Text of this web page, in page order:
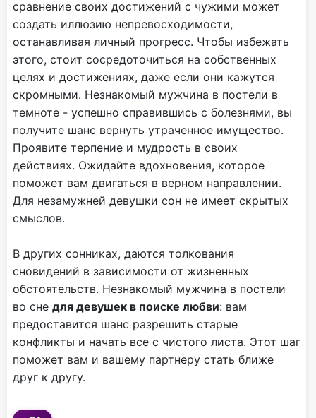
сравнение своих достижений с чужими может
создать иллюзию непревосходимости,
останавливая личный прогресс. Чтобы избежать
этого, стоит сосредоточиться на собственных
целях и достижениях, даже если они кажутся
скромными. Незнакомый мужчина в постели в
темноте - успешно справившись с болезнями, вы
получите шанс вернуть утраченное имущество.
Проявите терпение и мудрость в своих
действиях. Ожидайте вдохновения, которое
поможет вам двигаться в верном направлении.
Для незамужней девушки сон не имеет скрытых
смыслов.
В других сонниках, даются толкования
сновидений в зависимости от жизненных
обстоятельств. Незнакомый мужчина в постели
во сне для девушек в поиске любви: вам
предоставится шанс разрешить старые
конфликты и начать все с чистого листа. Этот шаг
поможет вам и вашему партнеру стать ближе
друг к другу.